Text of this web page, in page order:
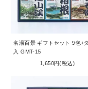
名湯百景 ギフトセット 9包+
入 GMT-15
1,650円(税込)